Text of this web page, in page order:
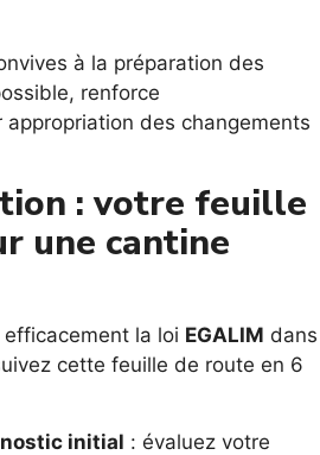
à la préparation des
renforce
des changements
: votre feuille
une cantine
la loi EGALIM dans
cette feuille de route en 6
initial : évaluez votre